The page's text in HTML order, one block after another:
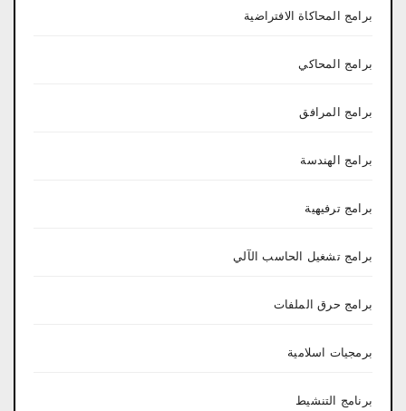
برامج المحاكاة الافتراضية
برامج المحاكي
برامج المرافق
برامج الهندسة
برامج ترفيهية
برامج تشغيل الحاسب الآلي
برامج حرق الملفات
برمجيات اسلامية
برنامج التنشيط